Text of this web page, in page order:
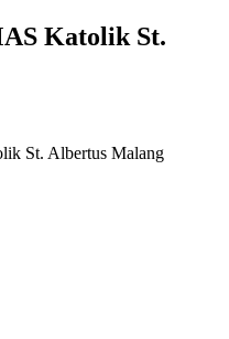
Katolik St.
St. Albertus Malang